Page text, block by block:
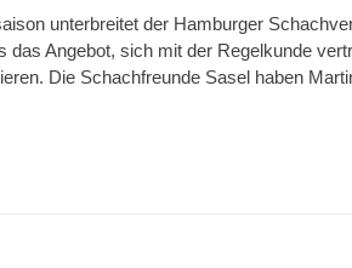
unterbreitet der Hamburger
das Angebot, sich mit der Regelkunde
Die Schachfreunde Sasel haben